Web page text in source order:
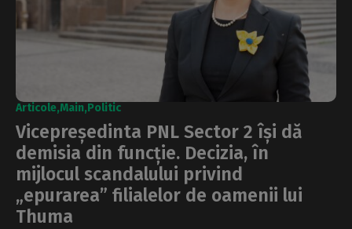
Articole Main Politic
Vicepreședinta PNL Sector 2 își dă
demisia din funcție. Decizia, în
mijlocul scandalului privind
„epurarea” filialelor de oamenii lui
Thuma